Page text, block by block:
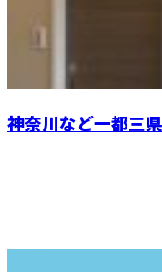
神奈川など一都三